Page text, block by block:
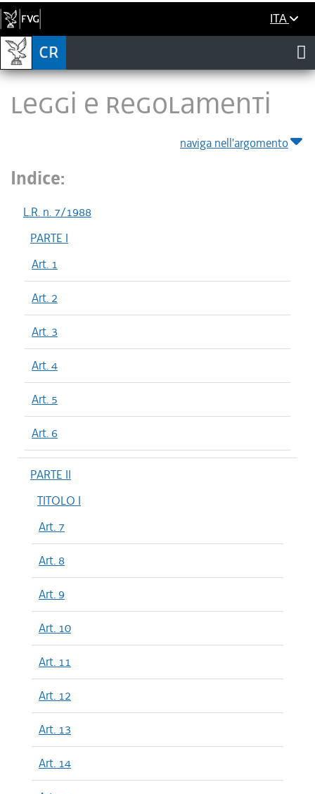
ITA
LEGGI E REGOLAMENTI
naviga nell'argomento
Indice:
L.R. n. 7/1988
PARTE I
Art. 1
Art. 2
Art. 3
Art. 4
Art. 5
Art. 6
PARTE II
TITOLO I
Art. 7
Art. 8
Art. 9
Art. 10
Art. 11
Art. 12
Art. 13
Art. 14